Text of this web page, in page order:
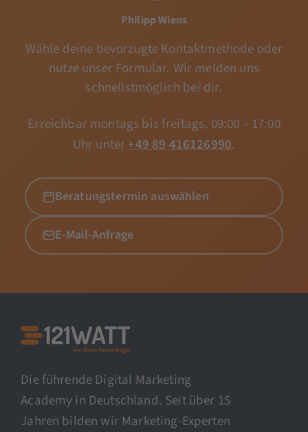
Philipp Wiens
Wähle deine bevorzugte Kontaktmethode oder
nutze unser Formular. Wir melden uns
schnellstmöglich bei dir.
Erreichbar montags bis freitags, 09:00 – 17:00
Uhr unter+49 89 416126990.
Beratungstermin auswählen
E-Mail-Anfrage
Die führende Digital Marketing
Academy in Deutschland. Seit über 15
Jahren bilden wir Marketing-Experten